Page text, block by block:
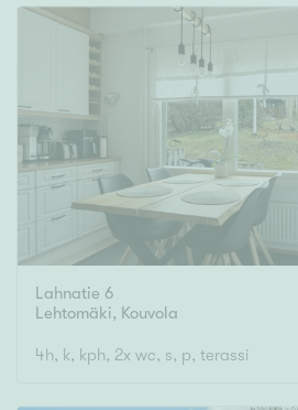
Lahnatie 6
Lehtomäki, Kouvola
4h, k, kph, 2x wc, s, p, terassi